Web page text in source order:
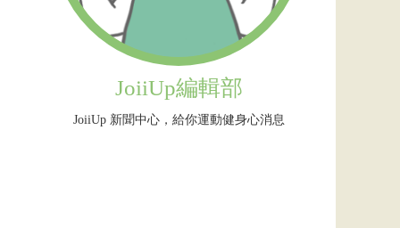
JoiiUp編輯部
JoiiUp 新聞中心，給你運動健身心消息